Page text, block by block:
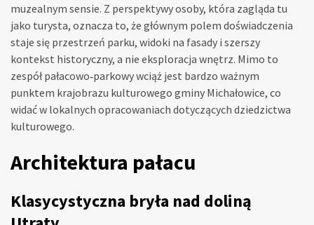
muzealnym sensie. Z perspektywy osoby, która zagląda tu
jako turysta, oznacza to, że głównym polem doświadczenia
staje się przestrzeń parku, widoki na fasady i szerszy
kontekst historyczny, a nie eksploracja wnętrz. Mimo to
zespół pałacowo‑parkowy wciąż jest bardzo ważnym
punktem krajobrazu kulturowego gminy Michałowice, co
widać w lokalnych opracowaniach dotyczących dziedzictwa
kulturowego.
Architektura pałacu
Klasycystyczna bryła nad doliną